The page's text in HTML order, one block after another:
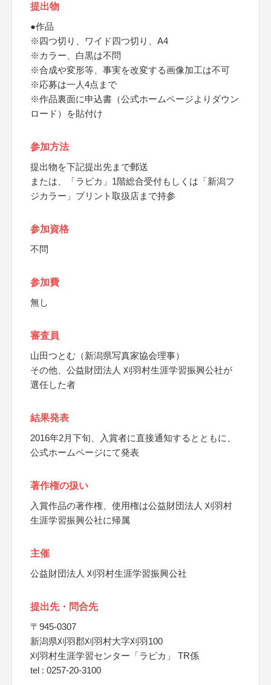
提出物
●作品
※四つ切り、ワイド四つ切り、A4
※カラー、白黒は不問
※合成や変形等、事実を改変する画像加工は不可
※応募は一人4点まで
※作品裏面に申込書（公式ホームページよりダウン
ロード）を貼付け
参加方法
提出物を下記提出先まで郵送
または、「ラピカ」1階総合受付もしくは「新潟フ
ジカラー」プリント取扱店まで持参
参加資格
不問
参加費
無し
審査員
山田つとむ（新潟県写真家協会理事）
その他、公益財団法人 刈羽村生涯学習振興公社が
選任した者
結果発表
2016年2月下旬、入賞者に直接通知するとともに、
公式ホームページにて発表
著作権の扱い
入賞作品の著作権、使用権は公益財団法人 刈羽村
生涯学習振興公社に帰属
主催
公益財団法人 刈羽村生涯学習振興公社
提出先・問合先
〒945-0307
新潟県刈羽郡刈羽村大字刈羽100
刈羽村生涯学習センター「ラピカ」 TR係
tel : 0257-20-3100